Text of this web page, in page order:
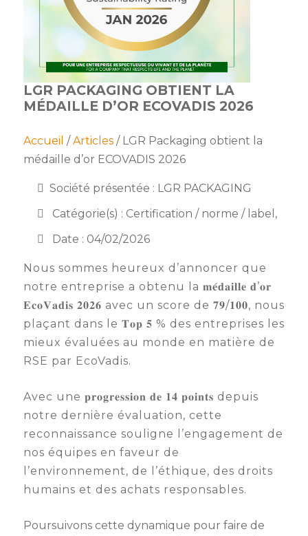
Ateliers
AEPV
Club
de
managers
intermédiaires
au
féminin
sportif
inter-
entreprises
Semaine
de
l’industrie
et
salons
Projets
Agenda
Newsletter
Actualité
membres
Kit
de
Industrie
Bâtiment
Dispositifs
partenaires
Offres
Proposer
une
privilège
CONTACT
LGR PACKAGING OBTIENT LA
MÉDAILLE D’OR ECOVADIS 2026
Accueil / Articles/ LGR Packaging obtient la
médaille d’or ECOVADIS 2026
Société présentée : LGR PACKAGING
Catégorie(s) : Certification / norme / label,
Date : 04/02/2026
Nous sommes heureux d’annoncer que
notre entreprise a obtenu la 𝐦𝐞́𝐝𝐚𝐢𝐥𝐥𝐞 𝐝’𝐨𝐫
𝐄𝐜𝐨𝐕𝐚𝐝𝐢𝐬 𝟐𝟎𝟐𝟔 avec un score de 𝟕𝟗/𝟏𝟎𝟎, nous
plaçant dans le 𝐓𝐨𝐩 𝟓 % des entreprises les
mieux évaluées au monde en matière de
RSE par EcoVadis.
Avec une 𝐩𝐫𝐨𝐠𝐫𝐞𝐬𝐬𝐢𝐨𝐧 𝐝𝐞 𝟏𝟒 𝐩𝐨𝐢𝐧𝐭𝐬 depuis
notre dernière évaluation, cette
reconnaissance souligne l’engagement de
nos équipes en faveur de
l’environnement, de l’éthique, des droits
humains et des achats responsables.
Poursuivons cette dynamique pour faire de